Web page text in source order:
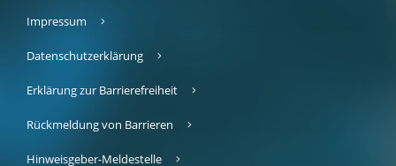
Impressum
Datenschutzerklärung
Erklärung zur Barrierefreiheit
Rückmeldung von Barrieren
Hinweisgeber-Meldestelle